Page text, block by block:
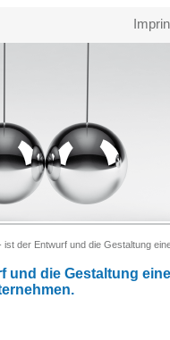
ist der Entwurf und die Gestaltung
und die Gestaltung